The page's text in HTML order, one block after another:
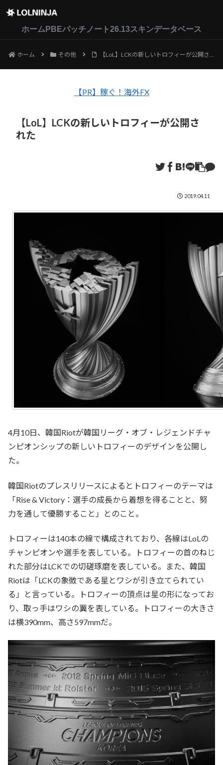
ホーム PBEパッチノート26.13スキンデータベース
ホーム その他 【LoL】LCKの新しいトロフィーが公開された
【PR】稼ぐ！海外FX
【LoL】LCKの新しいトロフィーが公開さ
れた
2019.04.11
4月10日、韓国Riotが韓国リーグ・オブ・レジェンドチャ
ンピオンシップの新しいトロフィーのデザインを公開し
た。
韓国Riotのプレスリリースによるとトロフィーのテーマは
「Rise & Victory：選手の成長から着想を得ることと、努
力を通して優勝すること」とのこと。
トロフィーは140本の線で構成されており、各線はLoLの
チャンピオンや選手を表している。トロフィーの首のねじ
れた部分はLCKでの切磋琢磨を表している。また、韓国
Riotは「LCKの象徴である星とワシが引き立てられてい
る」と言っている。トロフィーの頂点は星の形になってお
り、取っ手はワシの翼を表している。トロフィーの大きさ
は横390mm、高さ597mmだ。